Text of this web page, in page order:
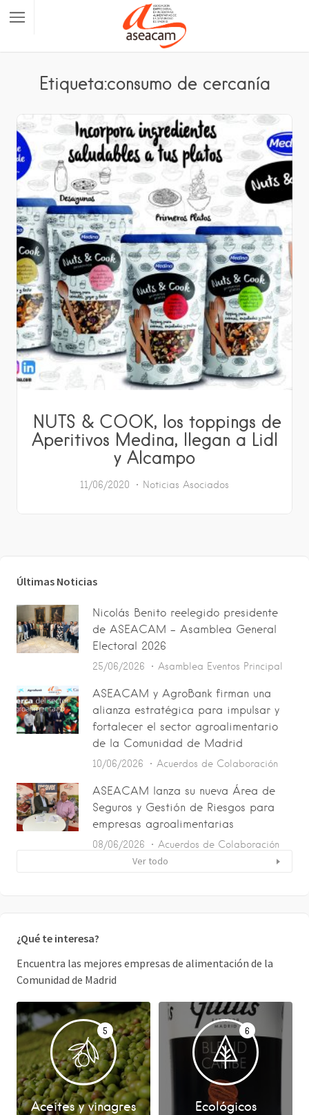
Etiqueta:consumo de cercanía
NUTS & COOK, los toppings de
Aperitivos Medina, llegan a Lidl
y Alcampo
11/06/2020 Noticias Asociados
Últimas Noticias
Nicolás Benito reelegido presidente
de ASEACAM – Asamblea General
Electoral 2026
25/06/2026 Asamblea Eventos Principal
ASEACAM y AgroBank firman una
alianza estratégica para impulsar y
fortalecer el sector agroalimentario
de la Comunidad de Madrid
10/06/2026 Acuerdos de Colaboración
ASEACAM lanza su nueva Área de
Seguros y Gestión de Riesgos para
empresas agroalimentarias
08/06/2026 Acuerdos de Colaboración
Ver todo
¿Qué te interesa?
Encuentra las mejores empresas de alimentación de la
Comunidad de Madrid
5
Aceites y vinagres
6
Ecológicos